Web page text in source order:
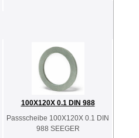
100X120X 0.1 DIN 988
Passscheibe 100X120X 0.1 DIN
988 SEEGER